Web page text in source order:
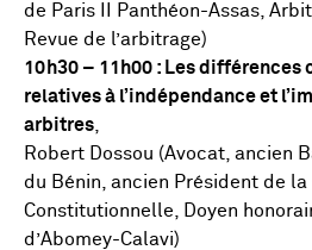
de Paris II Panthéon-Assas,
Revue de l’arbitrage)
10h30 – 11h00 : Les
relatives à l’indépendance et
arbitres
Robert Dossou (Avocat, ancien
du Bénin, ancien Président de la
Constitutionnelle, Doyen
d’Abomey-Calavi)